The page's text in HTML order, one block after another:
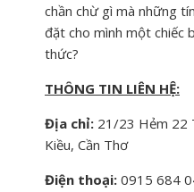
chần chừ gì mà những
đặt cho mình một chiếc
thức?
THÔNG TIN LIÊN HỆ:
Địa chỉ: 21/23 Hẻm 22
Kiều, Cần Thơ
Điện thoại: 0915 684